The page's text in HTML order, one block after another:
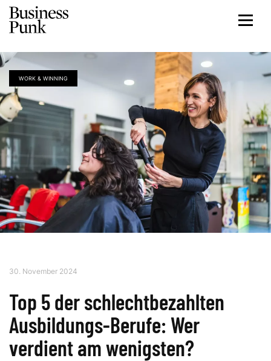
WORK & WINNING
30. November 2024
Top 5 der schlechtbezahlten
Ausbildungs-Berufe: Wer
verdient am wenigsten?